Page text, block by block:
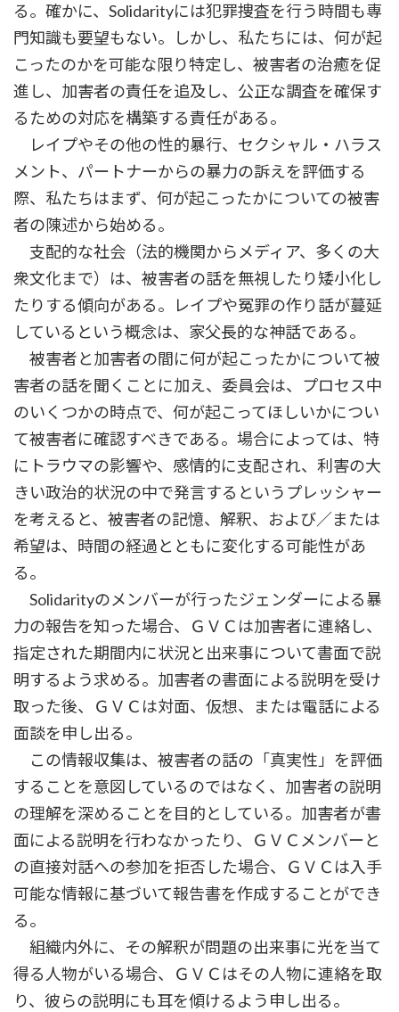
る。確かに、Solidarityには犯罪捜査を行う時間も専
門知識も要望もない。しかし、私たちには、何が起
こったのかを可能な限り特定し、被害者の治癒を促
進し、加害者の責任を追及し、公正な調査を確保す
るための対応を構築する責任がある。
レイプやその他の性的暴行、セクシャル・ハラス
メント、パートナーからの暴力の訴えを評価する
際、私たちはまず、何が起こったかについての被害
者の陳述から始める。
支配的な社会（法的機関からメディア、多くの大
衆文化まで）は、被害者の話を無視したり矮小化し
たりする傾向がある。レイプや冤罪の作り話が蔓延
しているという概念は、家父長的な神話である。
被害者と加害者の間に何が起こったかについて被
害者の話を聞くことに加え、委員会は、プロセス中
のいくつかの時点で、何が起こってほしいかについ
て被害者に確認すべきである。場合によっては、特
にトラウマの影響や、感情的に支配され、利害の大
きい政治的状況の中で発言するというプレッシャー
を考えると、被害者の記憶、解釈、および／または
希望は、時間の経過とともに変化する可能性があ
る。
Solidarityのメンバーが行ったジェンダーによる暴
力の報告を知った場合、ＧＶＣは加害者に連絡し、
指定された期間内に状況と出来事について書面で説
明するよう求める。加害者の書面による説明を受け
取った後、ＧＶＣは対面、仮想、または電話による
面談を申し出る。
この情報収集は、被害者の話の「真実性」を評価
することを意図しているのではなく、加害者の説明
の理解を深めることを目的としている。加害者が書
面による説明を行わなかったり、ＧＶＣメンバーと
の直接対話への参加を拒否した場合、ＧＶＣは入手
可能な情報に基づいて報告書を作成することができ
る。
組織内外に、その解釈が問題の出来事に光を当て
得る人物がいる場合、ＧＶＣはその人物に連絡を取
り、彼らの説明にも耳を傾けるよう申し出る。